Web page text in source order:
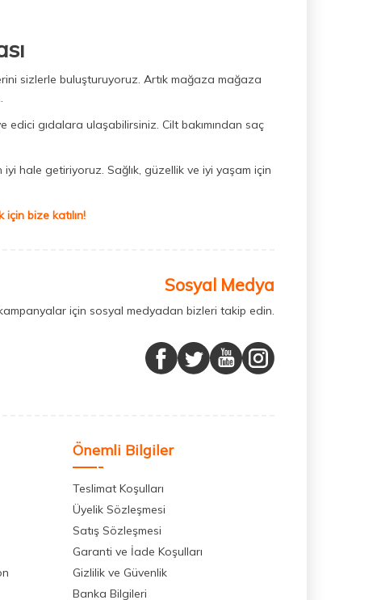
sizlerle buluşturuyoruz. Artık mağaza mağaza
gıdalara ulaşabilirsiniz. Cilt bakımından saç
hale getiriyoruz. Sağlık, güzellik ve iyi yaşam için
bize katılın!
Sosyal Medya
için sosyal medyadan bizleri takip edin.
Önemli Bilgiler
Teslimat Koşulları
Üyelik Sözleşmesi
Satış Sözleşmesi
Garanti ve İade Koşulları
Gizlilik ve Güvenlik
Banka Bilgileri